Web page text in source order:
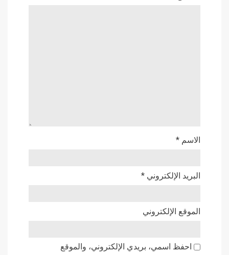
الاسم *
البريد الإلكتروني *
الموقع الإلكتروني
احفظ اسمي، بريدي الإلكتروني، والموقع